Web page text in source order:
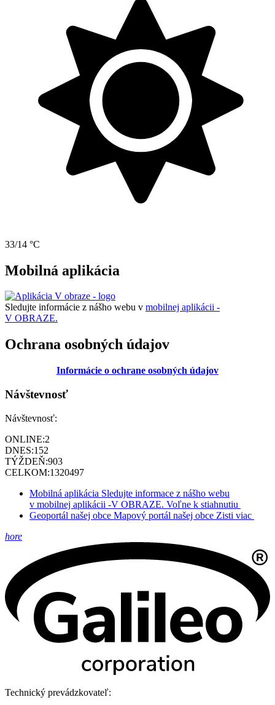
33/14 °C
Mobilná aplikácia
Sledujte informácie z nášho webu v mobilnej aplikácii -
V OBRAZE.
Ochrana osobných údajov
Informácie o ochrane osobných údajov
Návštevnosť
Návštevnosť:
ONLINE:2
DNES:152
TÝŽDEŇ:903
CELKOM:1320497
Mobilná aplikácia Sledujte informace z nášho webu
v mobilnej aplikácii -V OBRAZE. Voľne k stiahnutiu
Geoportál našej obce Mapový portál našej obce Zisti viac
hore
Technický prevádzkovateľ: